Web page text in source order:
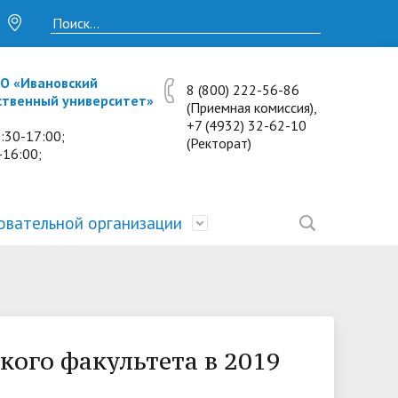
«Ивановский
университет»
17:00;
8 (800) 222-56-86
(Приемная комиссия),
+7 (4932) 32-62-10
(Ректорат)
• Противодействие коррупции
• Многопрофильная зимняя школа.
• Дистанционное обучение
организации
обеспечение и оснащённость
образовательного процесса.
факультета в 2019